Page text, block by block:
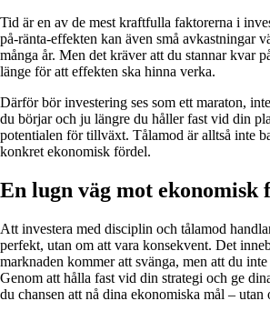
Tid är en av de mest kraftfulla faktorerna i
på-ränta-effekten kan även små avkastningar
många år. Men det kräver att du stannar kvar
länge för att effekten ska hinna verka.
Därför bör investering ses som ett maraton,
du börjar och ju längre du håller fast vid din
potentialen för tillväxt. Tålamod är alltså inte
konkret ekonomisk fördel.
En lugn väg mot ekonomisk
Att investera med disciplin och tålamod
perfekt, utan om att vara konsekvent. Det
marknaden kommer att svänga, men att du
Genom att hålla fast vid din strategi och ge
du chansen att nå dina ekonomiska mål – utan